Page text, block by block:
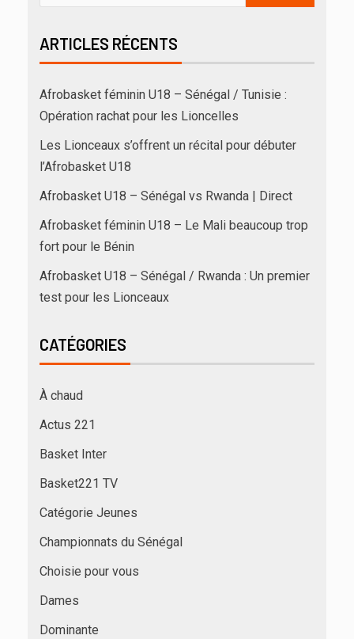
ARTICLES RÉCENTS
Afrobasket féminin U18 – Sénégal / Tunisie :
Opération rachat pour les Lioncelles
Les Lionceaux s’offrent un récital pour débuter
l’Afrobasket U18
Afrobasket U18 – Sénégal vs Rwanda | Direct
Afrobasket féminin U18 – Le Mali beaucoup trop
fort pour le Bénin
Afrobasket U18 – Sénégal / Rwanda : Un premier
test pour les Lionceaux
CATÉGORIES
À chaud
Actus 221
Basket Inter
Basket221 TV
Catégorie Jeunes
Championnats du Sénégal
Choisie pour vous
Dames
Dominante